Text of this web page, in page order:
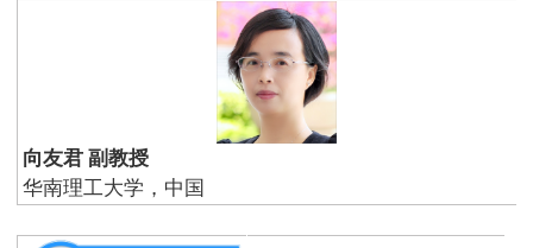
向友君 副教授
华南理工大学，中国